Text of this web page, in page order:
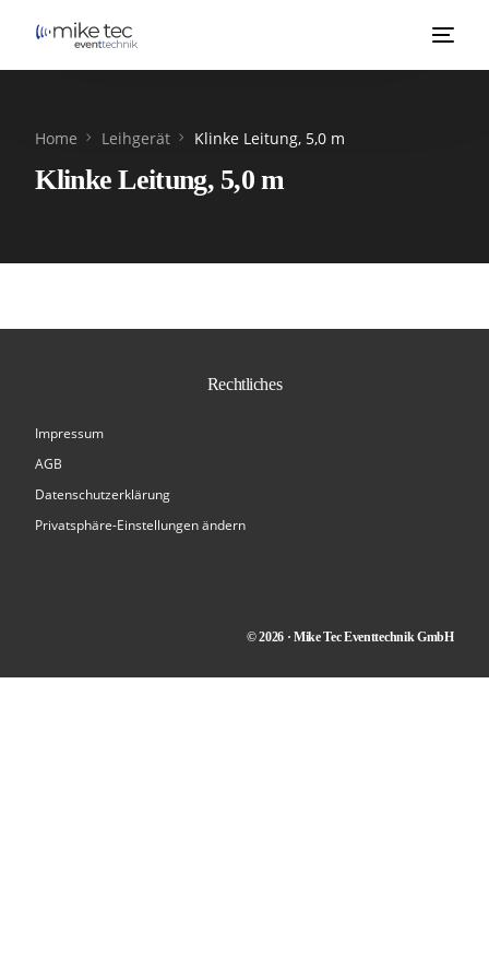
Home Leihgerät Klinke Leitung, 5,0 m
Klinke Leitung, 5,0 m
Rechtliches
Impressum
AGB
Datenschutzerklärung
Privatsphäre-Einstellungen ändern
© 2026 · Mike Tec Eventtechnik GmbH